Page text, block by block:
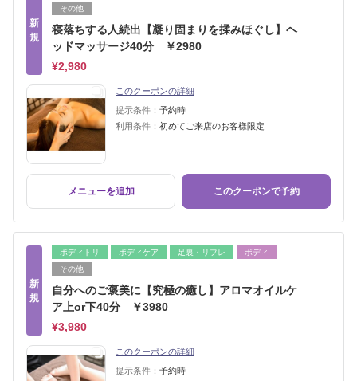
新
規
その他
寝落ちする人続出【凝り固まりを揉みほぐし】ヘ
ッドマッサージ40分 ￥2980
¥2,980
このクーポンの詳細
提示条件： 予約時
利用条件： 初めてご来店のお客様限定
メニューを追加 このクーポンで予約
新
規
ボディトリ ボディケア 足裏・リフレ
ボディ
その他
自分へのご褒美に【究極の癒し】アロマオイルケ
ア上or下40分 ￥3980
¥3,980
このクーポンの詳細
提示条件： 予約時